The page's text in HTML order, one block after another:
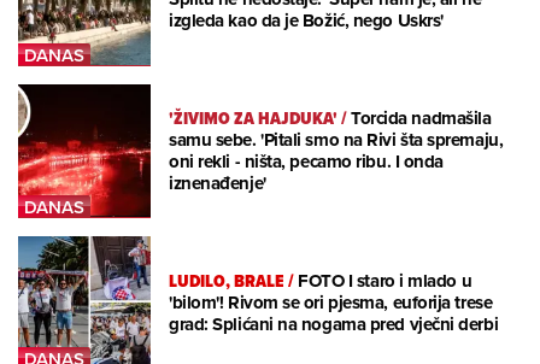
izgleda kao da je Božić, nego Uskrs'
'ŽIVIMO ZA HAJDUKA'/Torcida nadmašila
samu sebe. 'Pitali smo na Rivi šta spremaju,
oni rekli - ništa, pecamo ribu. I onda
iznenađenje'
LUDILO, BRALE/FOTO I staro i mlado u
'bilom'! Rivom se ori pjesma, euforija trese
grad: Splićani na nogama pred vječni derbi